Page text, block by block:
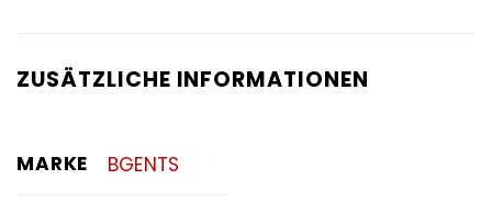
ZUSÄTZLICHE INFORMATIONEN
MARKE BGENTS